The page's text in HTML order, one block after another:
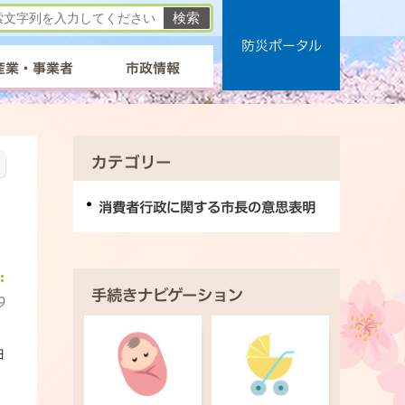
業・事業者 市政情報
防災ポータル
カテゴリー
消費者行政に関する市長の意思表明
手続きナビゲーション